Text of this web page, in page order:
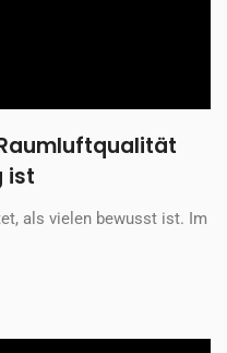
ist
als vielen bewusst ist. Im